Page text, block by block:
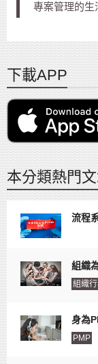
專案管理的生
下載APP
本分類熱門
流程
組織
組織
身為
PMP